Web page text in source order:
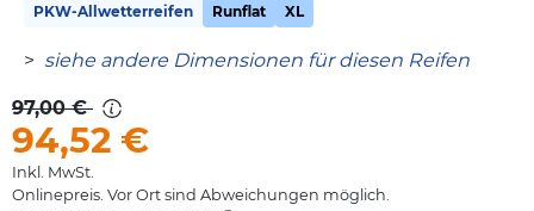
PKW-Allwetterreifen Runflat XL
> siehe andere Dimensionen für diesen Reifen
97,00 €
94,52 €
Inkl. MwSt.
Onlinepreis. Vor Ort sind Abweichungen möglich.